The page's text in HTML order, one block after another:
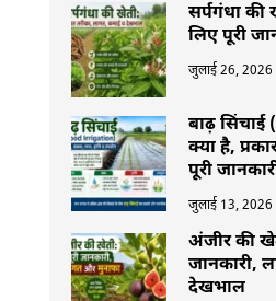
सर्पगंधा की
लिए पूरी
जुलाई 26, 2026
बाढ़
क्या है,
पूरी
जुलाई 13, 2026
अंजीर की
जानकारी,
देखभाल